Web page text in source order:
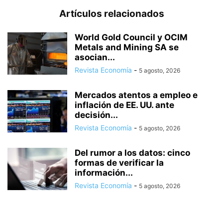
Artículos relacionados
World Gold Council y OCIM
Metals and Mining SA se
asocian...
Revista Economía - 5 agosto, 2026
Mercados atentos a empleo e
inflación de EE. UU. ante
decisión...
Revista Economía - 5 agosto, 2026
Del rumor a los datos: cinco
formas de verificar la
información...
Revista Economía - 5 agosto, 2026